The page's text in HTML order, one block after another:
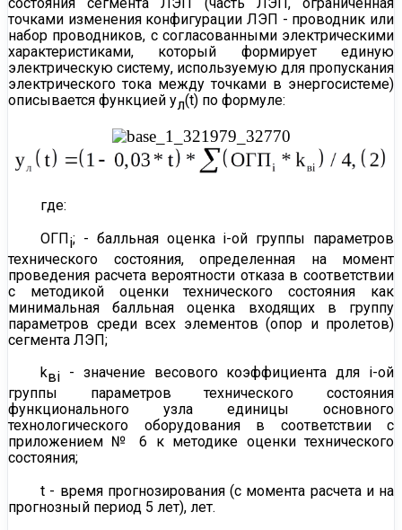
точками изменения конфигурации ЛЭП - проводник или
набор проводников, с согласованными электрическими
характеристиками, который формирует единую
электрическую систему, используемую для пропускания
электрического тока между точками в энергосистеме)
описывается функцией yл(t) по формуле:
где:
ОГПi; - балльная оценка i-ой группы параметров
технического состояния, определенная на момент
проведения расчета вероятности отказа в соответствии
с методикой оценки технического состояния как
минимальная балльная оценка входящих в группу
параметров среди всех элементов (опор и пролетов)
сегмента ЛЭП;
kвi - значение весового коэффициента для i-ой
группы параметров технического состояния
функционального узла единицы основного
технологического оборудования в соответствии с
приложением № 6 к методике оценки технического
состояния;
t - время прогнозирования (с момента расчета и на
прогнозный период 5 лет), лет.